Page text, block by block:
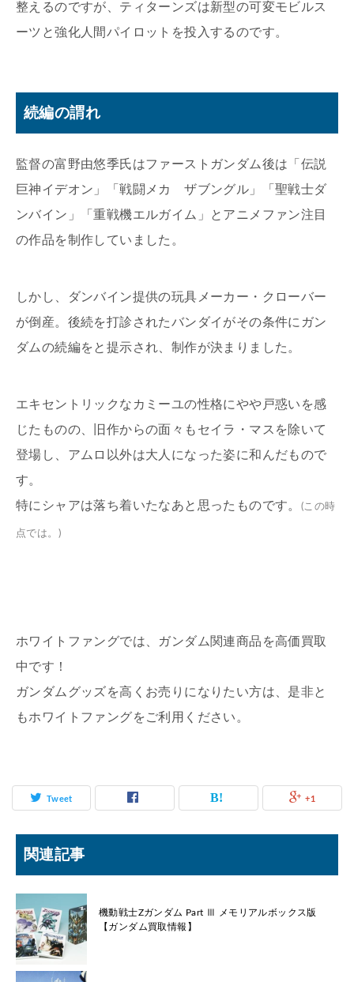
整えるのですが、ティターンズは新型の可変モビルス
ーツと強化人間パイロットを投入するのです。
続編の謂れ
監督の富野由悠季氏はファーストガンダム後は「伝説
巨神イデオン」「戦闘メカ ザブングル」「聖戦士ダ
ンバイン」「重戦機エルガイム」とアニメファン注目
の作品を制作していました。
しかし、ダンバイン提供の玩具メーカー・クローバー
が倒産。後続を打診されたバンダイがその条件にガン
ダムの続編をと提示され、制作が決まりました。
エキセントリックなカミーユの性格にやや戸惑いを感
じたものの、旧作からの面々もセイラ・マスを除いて
登場し、アムロ以外は大人になった姿に和んだもので
す。
特にシャアは落ち着いたなあと思ったものです。
(この時
点では。)
ホワイトファングでは、ガンダム関連商品を高価買取
中です！
ガンダムグッズを高くお売りになりたい方は、是非と
もホワイトファングをご利用ください。
Tweet +1
関連記事
機動戦士Zガンダム Part Ⅲ メモリアルボックス版
【ガンダム買取情報】